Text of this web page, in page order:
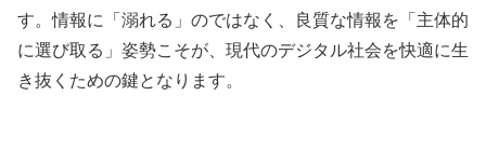
す。情報に「溺れる」のではなく、良質な情報を「主体的
に選び取る」姿勢こそが、現代のデジタル社会を快適に生
き抜くための鍵となります。